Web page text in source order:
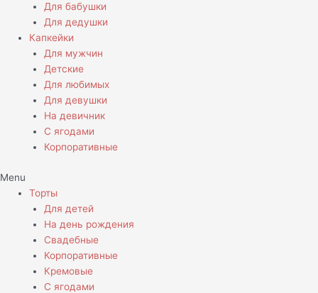
Для бабушки
Для дедушки
Капкейки
Для мужчин
Детские
Для любимых
Для девушки
На девичник
С ягодами
Корпоративные
Menu
Торты
Для детей
На день рождения
Свадебные
Корпоративные
Кремовые
С ягодами